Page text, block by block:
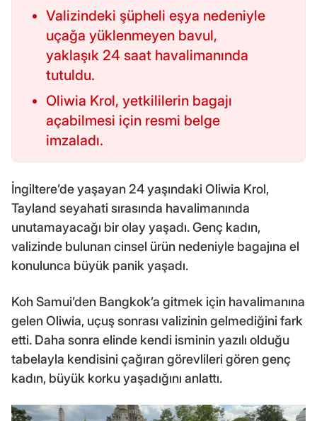
Valizindeki şüpheli eşya nedeniyle
uçağa yüklenmeyen bavul,
yaklaşık 24 saat havalimanında
tutuldu.
Oliwia Krol, yetkililerin bagajı
açabilmesi için resmi belge
imzaladı.
İngiltere’de yaşayan 24 yaşındaki Oliwia Krol,
Tayland seyahati sırasında havalimanında
unutamayacağı bir olay yaşadı. Genç kadın,
valizinde bulunan cinsel ürün nedeniyle bagajına el
konulunca büyük panik yaşadı.
Koh Samui’den Bangkok’a gitmek için havalimanına
gelen Oliwia, uçuş sonrası valizinin gelmediğini fark
etti. Daha sonra elinde kendi isminin yazılı olduğu
tabelayla kendisini çağıran görevlileri gören genç
kadın, büyük korku yaşadığını anlattı.